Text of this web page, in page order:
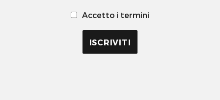
Accetto i termini